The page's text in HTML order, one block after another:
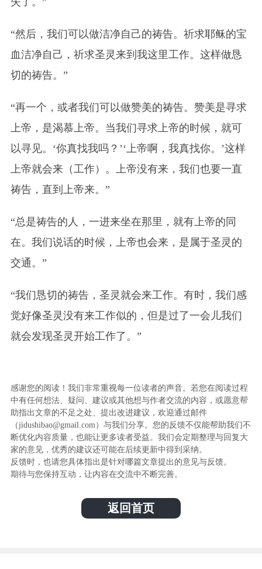
“然后，我们可以做洁净自己的祷告。祈求耶稣的宝
血洁净自己，祈求圣灵来到我这里工作。这样做恳
切的祷告。”
“再一个，或者我们可以做赞美的祷告。赞美是寻求
上帝，是渴慕上帝。当我们寻求上帝的时候，就可
以寻见。‘你真找我吗？’‘上帝啊，我真找你。’这样
上帝就会来（工作）。上帝没有来，我们也要一直
祷告，直到上帝来。”
“总是祷告的人，一进来坐在那里，就有上帝的同
在。我们说话的时候，上帝也会来，是属于圣灵的
交通。”
“我们恳切的祷告，圣灵就会来工作。有时，我们感
觉好像圣灵没有来工作似的，但是过了一会儿我们
就会发现圣灵开始工作了。”
感谢您的阅读！我们非常重视每一位读者的声音。若您在阅读过程
中有任何想法、疑问、建议或其他想与作者交流的内容，或愿意帮
助指出文章的不足之处、提出改进建议，欢迎通过邮件
（jidushibao@gmail.com）与我们分享。您的反馈不仅能帮助我们不
断优化内容质量，也能让更多读者受益。我们会定期整理与回复大
家的意见，优秀的建议还可能在后续更新中得到采纳。
反馈时，也请您具体指出是针对哪篇文章提出的意见与反馈。
期待与您保持互动，让内容在交流中不断完善。
返回首页